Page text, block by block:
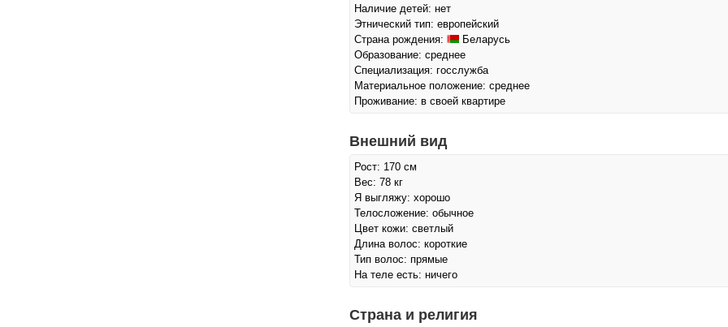
Наличие детей: нет
Этнический тип: европейский
Страна рождения:
Беларусь
Образование: среднее
Специализация: госслужба
Материальное положение: среднее
Проживание: в своей квартире
Внешний вид
Рост: 170 см
Вес: 78 кг
Я выгляжу: хорошо
Телосложение: обычное
Цвет кожи: светлый
Длина волос: короткие
Тип волос: прямые
На теле есть: ничего
Страна и религия